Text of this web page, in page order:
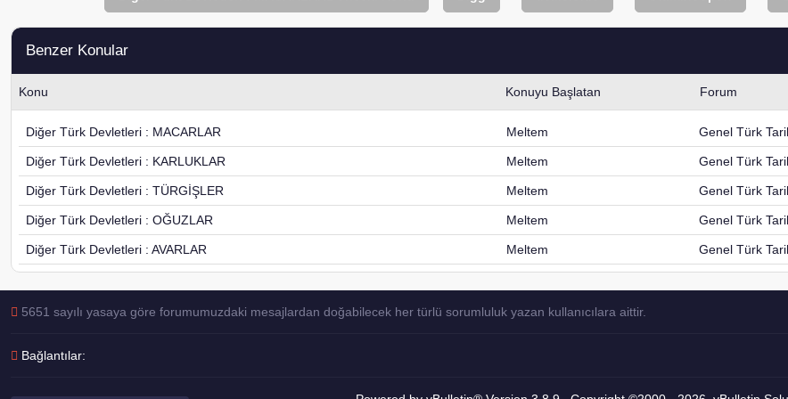
Benzer Konular
Konu Konuyu Başlatan Forum
Diğer Türk Devletleri : MACARLAR Meltem Genel Türk
Diğer Türk Devletleri : KARLUKLAR Meltem Genel Türk
Diğer Türk Devletleri : TÜRGİŞLER Meltem Genel Türk
Diğer Türk Devletleri : OĞUZLAR Meltem Genel Türk
Diğer Türk Devletleri : AVARLAR Meltem Genel Türk
5651 sayılı yasaya göre forumumuzdaki mesajlardan doğabilecek her türlü sorumluluk yazan kullanıcılara aittir.
Bağlantılar: